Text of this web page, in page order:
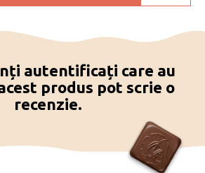
autentificați care au
produs pot scrie o
recenzie.